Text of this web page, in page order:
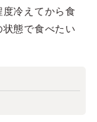
冷えてから食
態で食べたい